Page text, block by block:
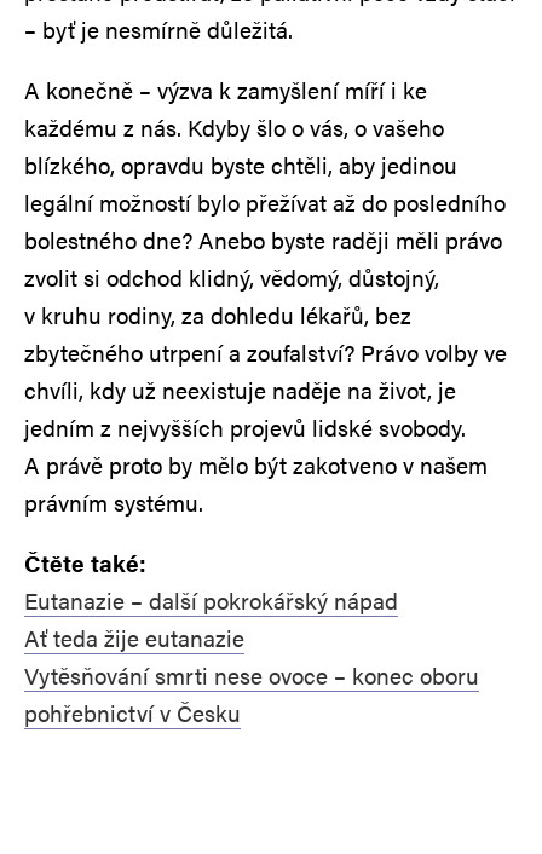
– byť je nesmírně důležitá.
A konečně – výzva k zamyšlení míří i ke
každému z nás. Kdyby šlo o vás, o vašeho
blízkého, opravdu byste chtěli, aby jedinou
legální možností bylo přežívat až do posledního
bolestného dne? Anebo byste raději měli právo
zvolit si odchod klidný, vědomý, důstojný,
v kruhu rodiny, za dohledu lékařů, bez
zbytečného utrpení a zoufalství? Právo volby ve
chvíli, kdy už neexistuje naděje na život, je
jedním z nejvyšších projevů lidské svobody.
A právě proto by mělo být zakotveno v našem
právním systému.
Čtěte také:
Eutanazie – další pokrokářský nápad
Ať teda žije eutanazie
Vytěsňování smrti nese ovoce – konec oboru
pohřebnictví v Česku